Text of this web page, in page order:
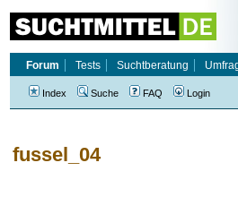
fussel_04
Forum
Tests Suchtberatung
Index Suche FAQ Login